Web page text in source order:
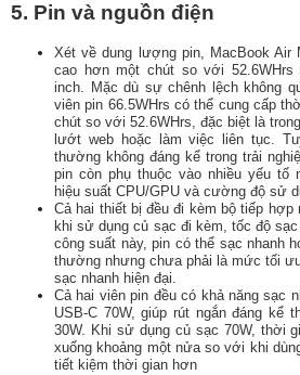
5. Pin và nguồn điện
Xét về dung lượng pin, MacBook Air
cao hơn một chút so với 52.6WHrs
inch. Mặc dù sự chênh lệch không
viên pin 66.5WHrs có thể cung cấp
chút so với 52.6WHrs, đặc biệt là
lướt web hoặc làm việc liên tục.
thường không đáng kể trong trải
pin còn phụ thuộc vào nhiều yếu tố
hiệu suất CPU/GPU và cường độ sử
Cả hai thiết bị đều đi kèm bộ tiếp hợp
khi sử dụng củ sạc đi kèm, tốc độ
công suất này, pin có thể sạc nhanh
thường nhưng chưa phải là mức tối
sạc nhanh hiện đại.
Cả hai viên pin đều có khả năng sạc
USB-C 70W, giúp rút ngắn đáng kể
30W. Khi sử dụng củ sạc 70W, thời
xuống khoảng một nửa so với khi
tiết kiệm thời gian hơn